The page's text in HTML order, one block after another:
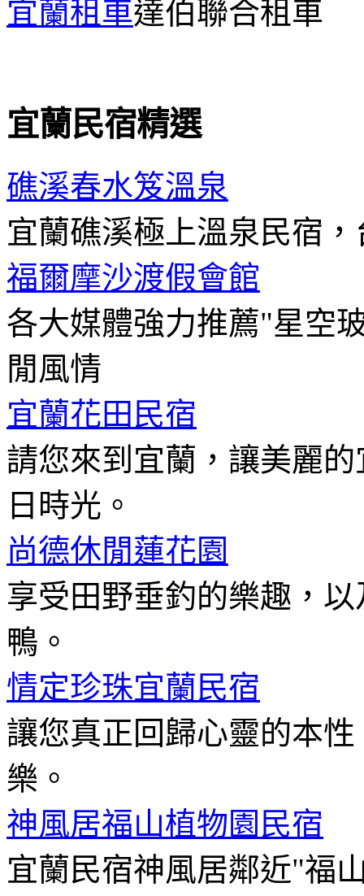
宜蘭租車達伯聯合租車
宜蘭民宿精選
礁溪春水笈溫泉
宜蘭礁溪極上溫泉民宿
福爾摩沙渡假會館
各大媒體強力推薦"星空
閒風情
宜蘭花田民宿
請您來到宜蘭，讓美麗
日時光。
尚德休閒蓮花園
享受田野垂釣的樂趣，
鴨。
情定珍珠宜蘭民宿
讓您真正回歸心靈的本
樂。
神風居福山植物園民宿
宜蘭民宿神風居鄰近"福